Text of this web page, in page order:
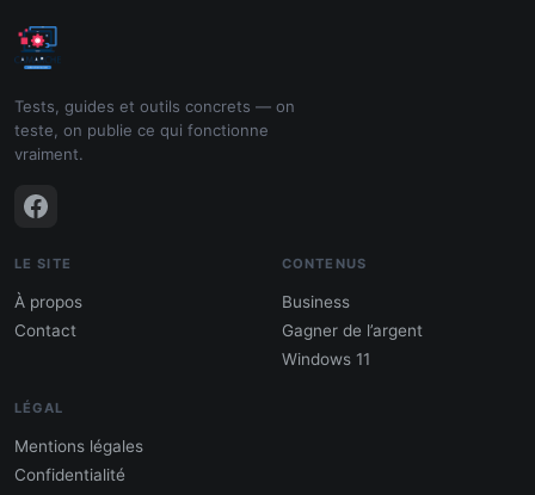
Tests, guides et outils concrets — on
teste, on publie ce qui fonctionne
vraiment.
LE SITE
À propos
Contact
CONTENUS
Business
Gagner de l’argent
Windows 11
LÉGAL
Mentions légales
Confidentialité